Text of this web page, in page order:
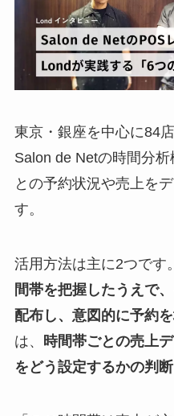
東京・銀座を中心に84
Salon de Netの時間分
との予約状況や売上を
す。
活用方法は主に2つです
間帯を把握したうえで
配布し、意図的に予約
は、
時間帯ごとの売上
をどう設定するかの判